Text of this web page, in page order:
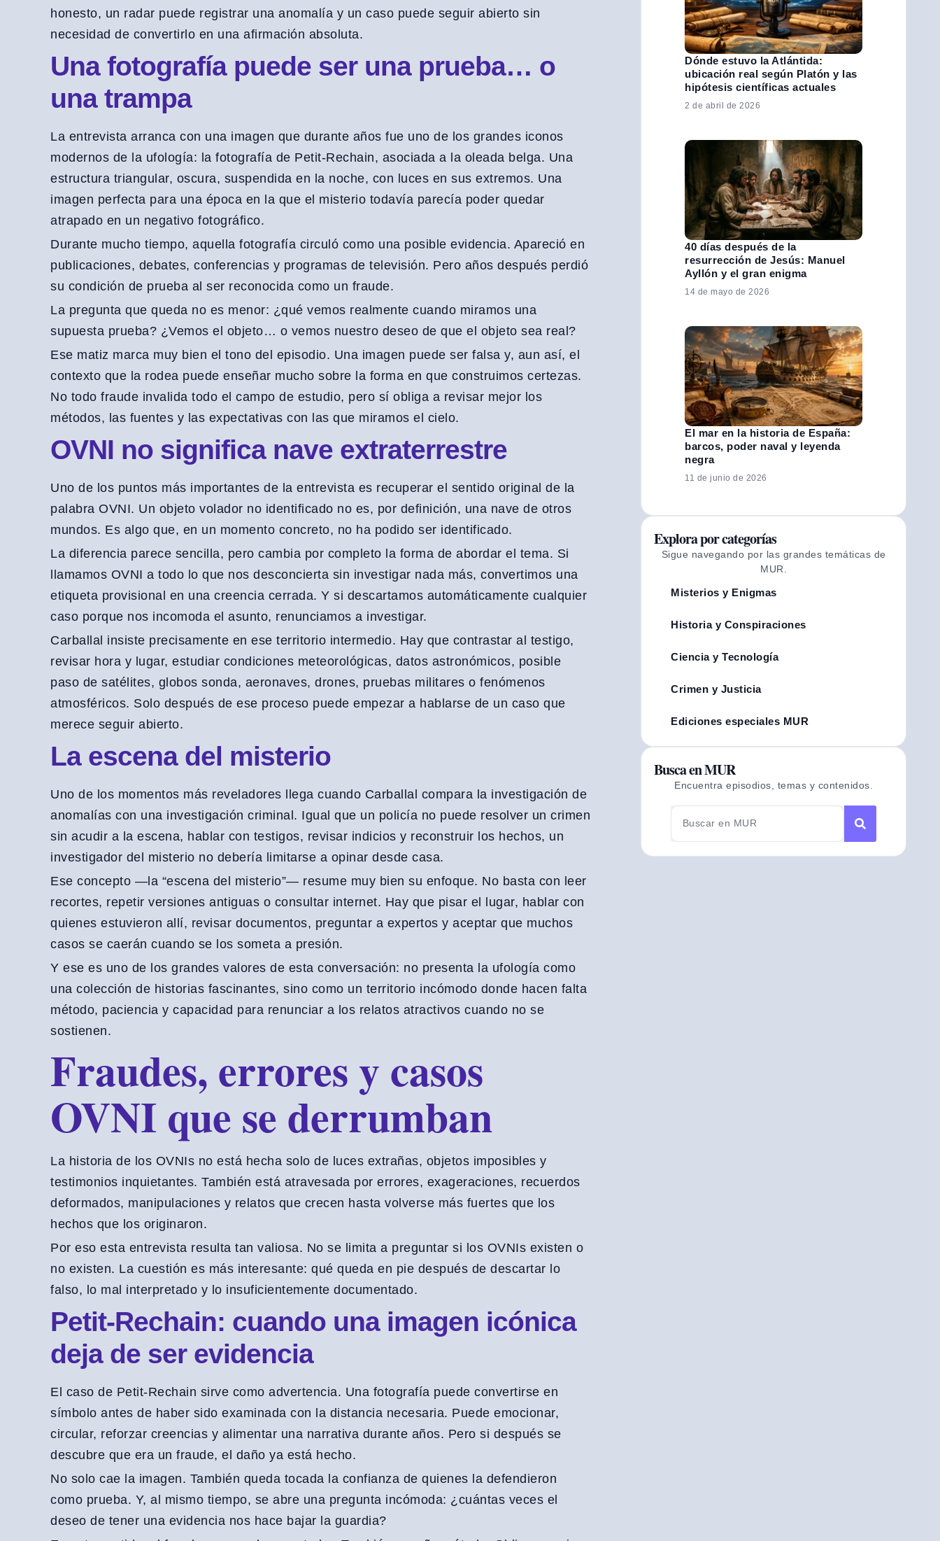
honesto, un radar puede registrar una anomalía y un caso puede seguir abierto sin
necesidad de convertirlo en una afirmación absoluta.
Una fotografía puede ser una prueba… o
una trampa
La entrevista arranca con una imagen que durante años fue uno de los grandes iconos
modernos de la ufología: la fotografía de Petit-Rechain, asociada a la oleada belga. Una
estructura triangular, oscura, suspendida en la noche, con luces en sus extremos. Una
imagen perfecta para una época en la que el misterio todavía parecía poder quedar
atrapado en un negativo fotográfico.
Durante mucho tiempo, aquella fotografía circuló como una posible evidencia. Apareció en
publicaciones, debates, conferencias y programas de televisión. Pero años después perdió
su condición de prueba al ser reconocida como un fraude.
La pregunta que queda no es menor: ¿qué vemos realmente cuando miramos una
supuesta prueba? ¿Vemos el objeto… o vemos nuestro deseo de que el objeto sea real?
Ese matiz marca muy bien el tono del episodio. Una imagen puede ser falsa y, aun así, el
contexto que la rodea puede enseñar mucho sobre la forma en que construimos certezas.
No todo fraude invalida todo el campo de estudio, pero sí obliga a revisar mejor los
métodos, las fuentes y las expectativas con las que miramos el cielo.
OVNI no significa nave extraterrestre
Uno de los puntos más importantes de la entrevista es recuperar el sentido original de la
palabra OVNI. Un objeto volador no identificado no es, por definición, una nave de otros
mundos. Es algo que, en un momento concreto, no ha podido ser identificado.
La diferencia parece sencilla, pero cambia por completo la forma de abordar el tema. Si
llamamos OVNI a todo lo que nos desconcierta sin investigar nada más, convertimos una
etiqueta provisional en una creencia cerrada. Y si descartamos automáticamente cualquier
caso porque nos incomoda el asunto, renunciamos a investigar.
Carballal insiste precisamente en ese territorio intermedio. Hay que contrastar al testigo,
revisar hora y lugar, estudiar condiciones meteorológicas, datos astronómicos, posible
paso de satélites, globos sonda, aeronaves, drones, pruebas militares o fenómenos
atmosféricos. Solo después de ese proceso puede empezar a hablarse de un caso que
merece seguir abierto.
La escena del misterio
Uno de los momentos más reveladores llega cuando Carballal compara la investigación de
anomalías con una investigación criminal. Igual que un policía no puede resolver un crimen
sin acudir a la escena, hablar con testigos, revisar indicios y reconstruir los hechos, un
investigador del misterio no debería limitarse a opinar desde casa.
Ese concepto —la “escena del misterio”— resume muy bien su enfoque. No basta con leer
recortes, repetir versiones antiguas o consultar internet. Hay que pisar el lugar, hablar con
quienes estuvieron allí, revisar documentos, preguntar a expertos y aceptar que muchos
casos se caerán cuando se los someta a presión.
Y ese es uno de los grandes valores de esta conversación: no presenta la ufología como
una colección de historias fascinantes, sino como un territorio incómodo donde hacen falta
método, paciencia y capacidad para renunciar a los relatos atractivos cuando no se
sostienen.
Fraudes, errores y casos
OVNI que se derrumban
La historia de los OVNIs no está hecha solo de luces extrañas, objetos imposibles y
testimonios inquietantes. También está atravesada por errores, exageraciones, recuerdos
deformados, manipulaciones y relatos que crecen hasta volverse más fuertes que los
hechos que los originaron.
Por eso esta entrevista resulta tan valiosa. No se limita a preguntar si los OVNIs existen o
no existen. La cuestión es más interesante: qué queda en pie después de descartar lo
falso, lo mal interpretado y lo insuficientemente documentado.
Petit-Rechain: cuando una imagen icónica
deja de ser evidencia
El caso de Petit-Rechain sirve como advertencia. Una fotografía puede convertirse en
símbolo antes de haber sido examinada con la distancia necesaria. Puede emocionar,
circular, reforzar creencias y alimentar una narrativa durante años. Pero si después se
descubre que era un fraude, el daño ya está hecho.
No solo cae la imagen. También queda tocada la confianza de quienes la defendieron
como prueba. Y, al mismo tiempo, se abre una pregunta incómoda: ¿cuántas veces el
deseo de tener una evidencia nos hace bajar la guardia?
Dónde estuvo la Atlántida:
ubicación real según Platón y las
hipótesis científicas actuales
2 de abril de 2026
40 días después de la
resurrección de Jesús: Manuel
Ayllón y el gran enigma
14 de mayo de 2026
El mar en la historia de España:
barcos, poder naval y leyenda
negra
11 de junio de 2026
Explora por categorías
Sigue navegando por las grandes temáticas de
MUR.
Misterios y Enigmas
Historia y Conspiraciones
Ciencia y Tecnología
Crimen y Justicia
Ediciones especiales MUR
Busca en MUR
Encuentra episodios, temas y contenidos.